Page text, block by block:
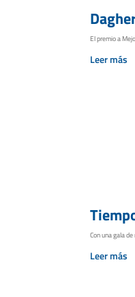
El premio a
Leer más
Con una gala
Leer más